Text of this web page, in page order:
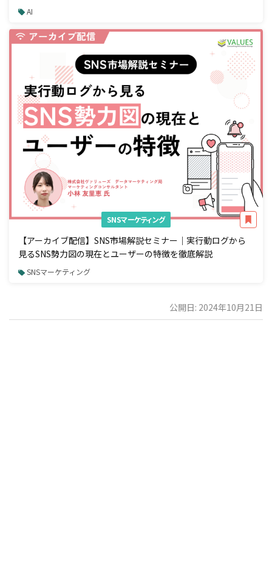
AI
SNSマーケティング
【アーカイブ配信】SNS市場解説セミナー｜実行動ログから
見るSNS勢力図の現在とユーザーの特徴を徹底解説
SNSマーケティング
公開日: 2024年10月21日